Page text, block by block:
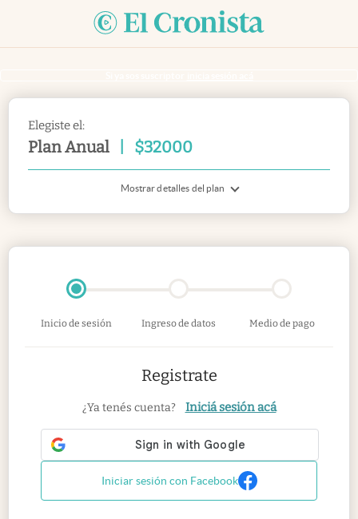
Elegiste el:
Plan Anual $32000
Mostrar detalles del plan
Inicio de sesión Ingreso de datos Medio de pago
Registrate
¿Ya tenés cuenta? Iniciá sesión acá
Iniciar sesión con Facebook